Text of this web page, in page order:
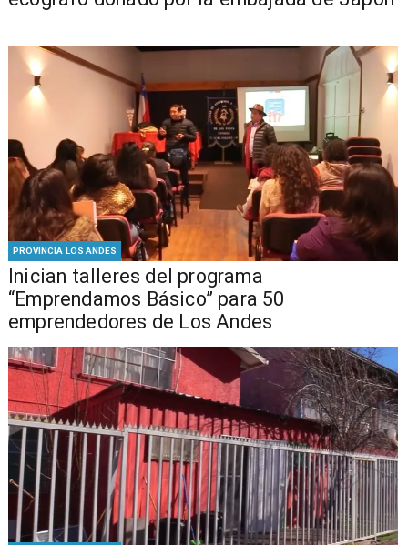
PROVINCIA LOS ANDES
Inician talleres del programa
“Emprendamos Básico” para 50
emprendedores de Los Andes